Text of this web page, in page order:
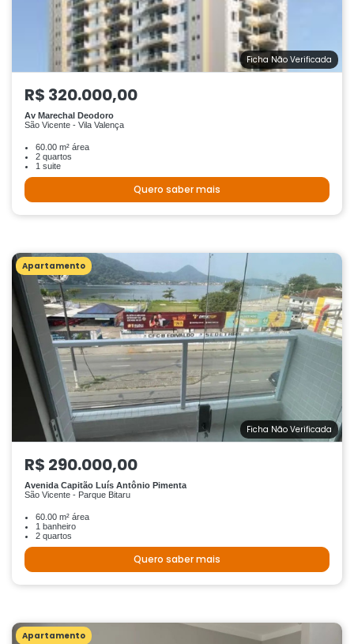
Ficha Não Verificada
R$ 320.000,00
Av Marechal Deodoro
São Vicente - Vila Valença
60.00 m² área
2 quartos
1 suite
Quero saber mais
Apartamento
Ficha Não Verificada
R$ 290.000,00
Avenida Capitão Luís Antônio Pimenta
São Vicente - Parque Bitaru
60.00 m² área
1 banheiro
2 quartos
Quero saber mais
Apartamento